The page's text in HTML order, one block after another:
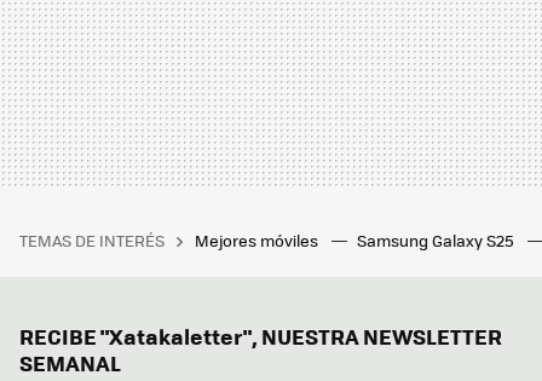
TEMAS DE INTERÉS Mejores móviles Samsung Galaxy S25
RECIBE "Xatakaletter", NUESTRA NEWSLETTER
SEMANAL